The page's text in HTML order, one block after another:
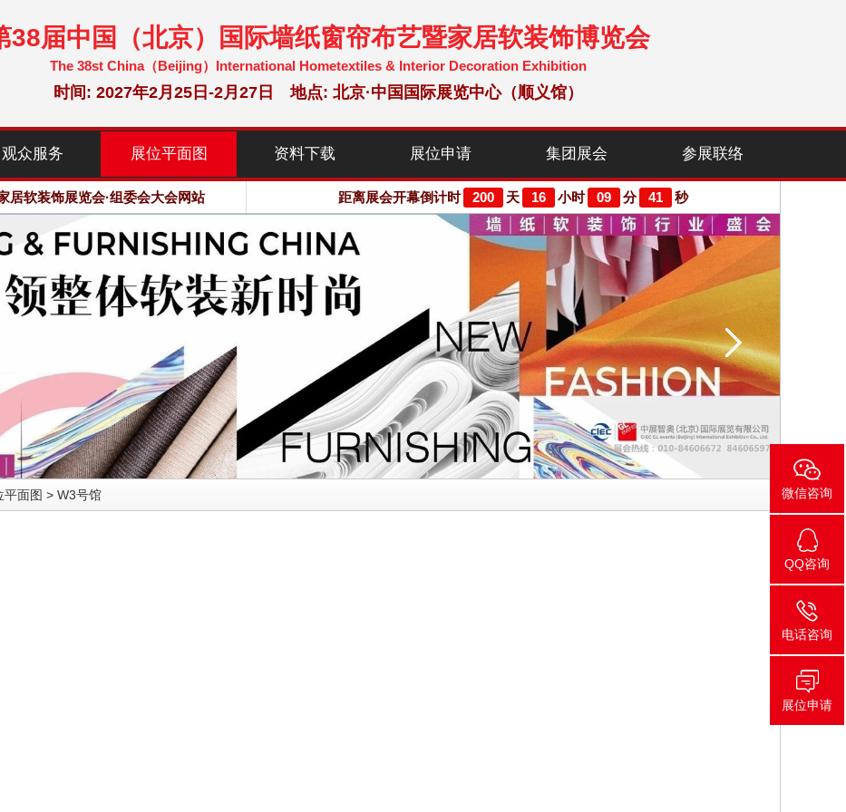
38届中国（北京）国际墙纸窗帘布艺暨家居软装饰博览会
The 38st China（Beijing）International Hometextiles & Interior Decoration Exhibition
时间: 2027年2月25日-2月27日 地点: 北京·中国国际展览中心（顺义馆）
观众服务 展位平面图 资料下载 展位申请 集团展会 参展联络
居软装饰展览会·组委会大会网站
方米，预计观众：120000人次
居软装饰展览会·组委会大会网站
平方米，预计观众：120000人次
距离展会开幕倒计时 200 天 16 小时 09 分 40 秒
平面图 > W3号馆 微信咨询
QQ咨询
电话咨询
展位申请